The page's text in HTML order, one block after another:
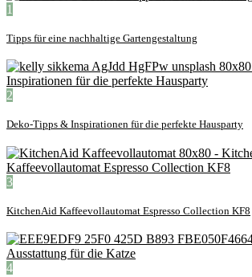
1
Tipps für eine nachhaltige Gartengestaltung
2
Deko-Tipps & Inspirationen für die perfekte Hausparty
3
KitchenAid Kaffeevollautomat Espresso Collection KF8
4